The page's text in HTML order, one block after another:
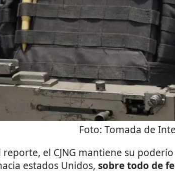
Foto: Tomada de
reporte, el CJNG mantiene su
estados Unidos, sobre todo de